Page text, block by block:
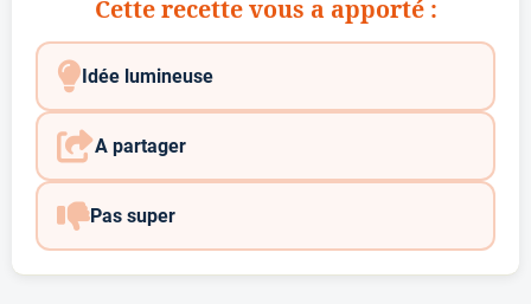
Cette recette vous a apporté :
Idée lumineuse
A partager
Pas super